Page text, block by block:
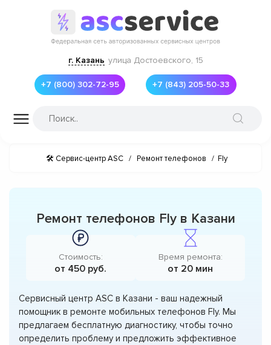
г. Казань улица Достоевского, 15
+7 (800) 302-72-95 +7 (843) 205-50-33
🛠 Сервис-центр ASC / Ремонт телефонов / Fly
Ремонт телефонов Fly в Казани
Стоимость:
от 450 руб.
Время ремонта:
от 20 мин
Сервисный центр ASC в Казани - ваш надежный
помощник в ремонте мобильных телефонов Fly. Мы
предлагаем бесплатную диагностику, чтобы точно
определить проблему и предложить эффективное